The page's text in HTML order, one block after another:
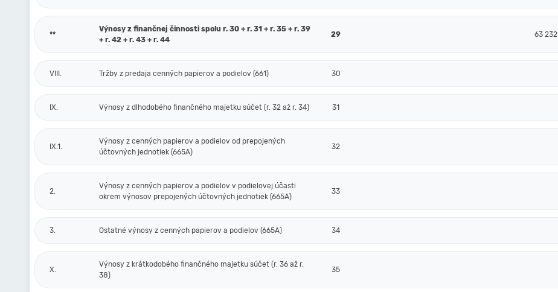
**
Výnosy z finančnej činnosti spolu r. 30 + r. 31 + r. 35 + r. 39
+ r. 42 + r. 43 + r. 44
29 63 232
VIII. Tržby z predaja cenných papierov a podielov (661) 30
IX. Výnosy z dlhodobého finančného majetku súčet (r. 32 až r. 34) 31
IX.1.
Výnosy z cenných papierov a podielov od prepojených
účtovných jednotiek (665A)
32
2.
Výnosy z cenných papierov a podielov v podielovej účasti
okrem výnosov prepojených účtovných jednotiek (665A)
33
3. Ostatné výnosy z cenných papierov a podielov (665A) 34
X.
Výnosy z krátkodobého finančného majetku súčet (r. 36 až r.
38)
35